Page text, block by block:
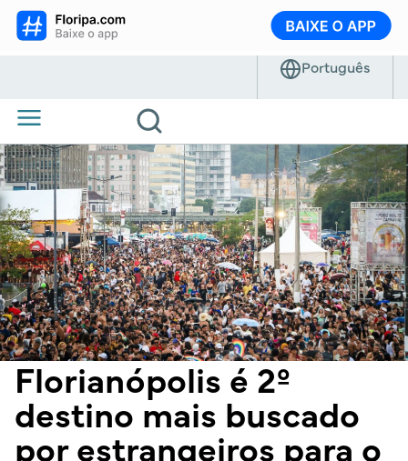
Florianópolis é 2º
destino mais buscado
por estrangeiros para o